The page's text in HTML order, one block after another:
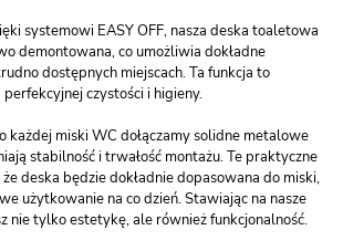
systemowi EASY OFF, nasza deska toaletowa
demontowana, co umożliwia dokładne
dostępnych miejscach. Ta funkcja to
czystości i higieny.
każdej miski WC dołączamy solidne metalowe
stabilność i trwałość montażu. Te praktyczne
deska będzie dokładnie dopasowana do miski,
użytkowanie na co dzień. Stawiając na nasze
nie tylko estetykę, ale również funkcjonalność.